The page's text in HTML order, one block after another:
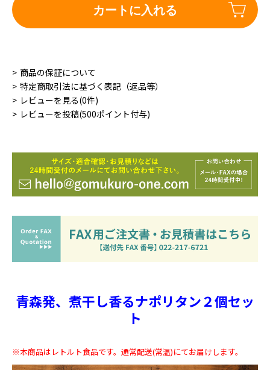
カートに入れる
商品の保証について
特定商取引法に基づく表記（返品等）
レビューを見る(0件)
レビューを投稿(500ポイント付与)
青森発、煮干し香るナポリタン２個セッ
ト
※本商品はレトルト食品です。通常配送(常温)にてお届けします。